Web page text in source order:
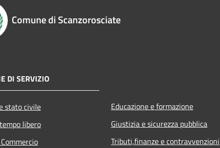
Comune di Scanzorosciate
DI SERVIZIO
stato civile
libero
Educazione e formazione
Giustizia e sicurezza pubblica
Tributi,finanze e contravvenzioni